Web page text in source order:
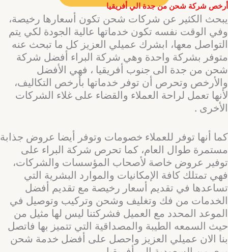
أرخص شركة شحن من جدة الي أفريقيا
يبحث الكثير عن شركات شحن تكون أسعارها رخيصة،
وفي الوقت نفسه تكون خدماتها عالية الجودة لكي يتم
التواصل معها، ابشرك عميلي العزيز كل ما تبحث عنه
متوفر بشركة واحدة وهي شركة البراء أفضل شركة
شحن من جدة الى جنوب أفريقيا ، فهي الأفضل
والأرخص وتحرص أن توفر خدماتها بأرخص التكاليف،
لأنها تعمل لراحة العملاء والقضاء على غلاء الشركات
الأخرى .
كما أنها توفر للعملاء خصومات وتوفر أيضا عروض جذابة
مستمرة طوال العام، كما تحرص شركة البراء على
توفير عروض خاصة لأصحاب المؤسسات والشركات،
فهي تمتلك كافة الإمكانيات والموارد البشرية التي
تساعدها في تقديم أسعار رخيصة مع تقديم أفضل
الخدمات من فك وتغليف وشحن وتركيب وتوصيل في
الموعد المحدد مع العميل فشركتنا ليس لها مثيل من
حيث السمعه الطيبة والمصداقية التي تتميز بها فاتصل
بنا الان عميلي العزيز واحصل على أفضل خدمة شحن